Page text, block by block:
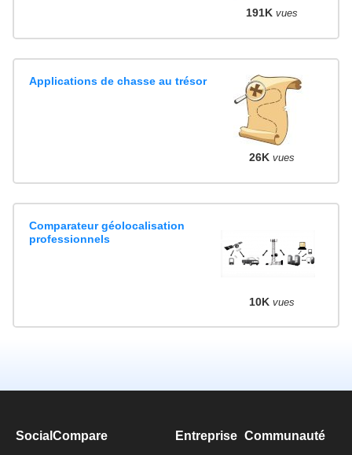
191K vues
Applications de chasse au trésor
26K vues
Comparateur géolocalisation
professionnels
10K vues
SocialCompare Entreprise Communauté